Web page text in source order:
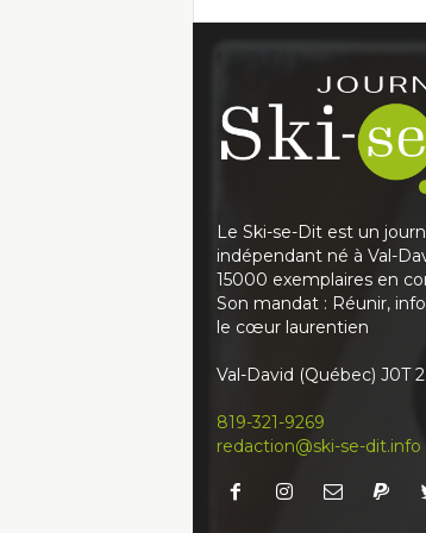
Le Ski-se-Dit est un
indépendant né à Val-
15000 exemplaires en
Son mandat : Réunir,
le cœur laurentien
Val-David (Québec) J0T
819-321-9269
redaction@ski-se-dit.info